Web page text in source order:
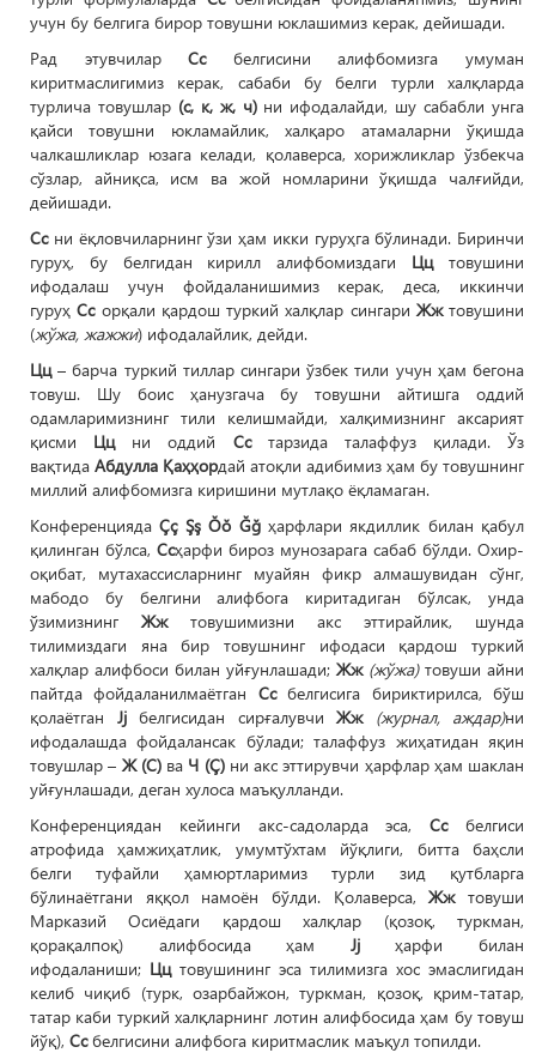
учун бу белгига бирор товушни юклашимиз керак, дейишади.
Рад этувчиларСсбелгисини алифбомизга умуман
киритмаслигимиз керак, сабаби бу белги турли халқларда
турлича товушлар (с, к, ж, ч)ни ифодалайди, шу сабабли унга
қайси товушни юкламайлик, халқаро атамаларни ўқишда
чалкашликлар юзага келади, қолаверса, хорижликлар ўзбекча
сўзлар, айниқса, исм ва жой номларини ўқишда чалғийди,
дейишади.
Ссни ёқловчиларнинг ўзи ҳам икки гуруҳга бўлинади. Биринчи
гуруҳ, бу белгидан кирилл алифбомиздаги Ццтовушини
ифодалаш учун фойдаланишимиз керак, деса, иккинчи
гуруҳСс орқали қардош туркий халқлар сингариЖжтовушини
(жўжа, жажжи) ифодалайлик, дейди.
Цц– барча туркий тиллар сингари ўзбек тили учун ҳам бегона
товуш. Шу боис ҳанузгача бу товушни айтишга оддий
одамларимизнинг тили келишмайди, халқимизнинг аксарият
қисми Ццни оддий Сстарзида талаффуз қилади. Ўз
вақтида Абдулла Қаҳҳордай атоқли адибимиз ҳам бу товушнинг
миллий алифбомизга киришини мутлақо ёқламаган.
КонференциядаÇç Şş Ŏŏ Ğğ ҳарфлари якдиллик билан қабул
қилинган бўлса, Ссҳарфи бироз мунозарага сабаб бўлди. Охир-
оқибат, мутахассисларнинг муайян фикр алмашувидан сўнг,
мабодо бу белгини алифбога киритадиган бўлсак, унда
ўзимизнингЖжтовушимизни акс эттирайлик, шунда
тилимиздаги яна бир товушнинг ифодаси қардош туркий
халқлар алифбоси билан уйғунлашади;Жж (жўжа)товуши айни
пайтда фойдаланилмаётган Ссбелгисига бириктирилса, бўш
қолаётган Jjбелгисидан сирғалувчиЖж (журнал, аждар)ни
ифодалашда фойдалансак бўлади; талаффуз жиҳатидан яқин
товушлар –Ж (C)ва Ч (Ç)ни акс эттирувчи ҳарфлар ҳам шаклан
уйғунлашади, деган хулоса маъқулланди.
Конференциядан кейинги акс-садоларда эса,Ссбелгиси
атрофида ҳамжиҳатлик, умумтўхтам йўқлиги, битта баҳсли
белги туфайли ҳамюртларимиз турли зид қутбларга
бўлинаётгани яққол намоён бўлди. Қолаверса,Жжтовуши
Марказий Осиёдаги қардош халқлар (қозоқ, туркман,
қорақалпоқ) алифбосида ҳам Jjҳарфи билан
ифодаланиши; Ццтовушининг эса тилимизга хос эмаслигидан
келиб чиқиб (турк, озарбайжон, туркман, қозоқ, қрим-татар,
татар каби туркий халқларнинг лотин алифбосида ҳам бу товуш
йўқ), Ссбелгисини алифбога киритмаслик маъқул топилди.